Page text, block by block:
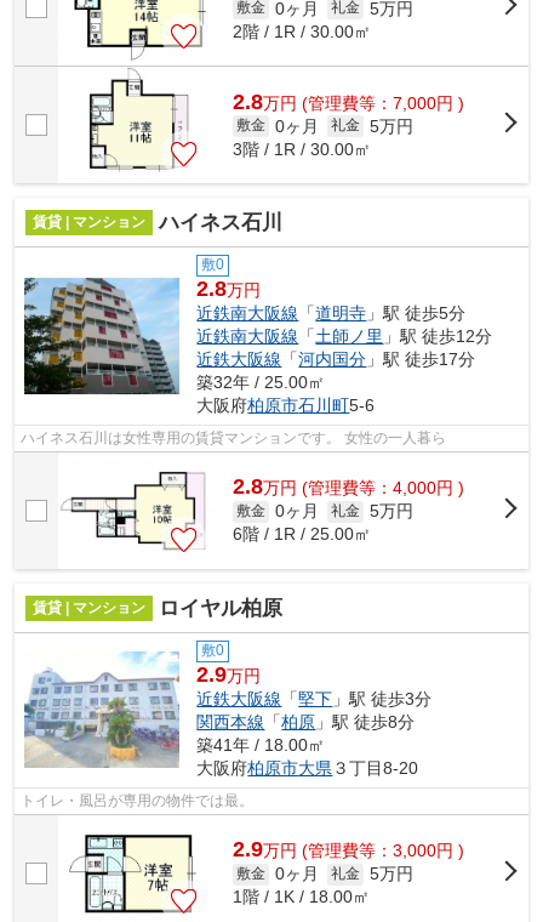
敷金 0ヶ月 礼金 5万円
2階 / 1R / 30.00㎡
2.8万円 (管理費等：7,000円 )
敷金 0ヶ月 礼金 5万円
3階 / 1R / 30.00㎡
賃貸 | マンション ハイネス石川
敷0
2.8万円
近鉄南大阪線 「道明寺 」駅 徒歩5分
近鉄南大阪線 「土師ノ里 」駅 徒歩12分
近鉄大阪線 「河内国分 」駅 徒歩17分
築32年 / 25.00㎡
大阪府柏原市石川町5-6
ハイネス石川は女性専用の賃貸マンションです。 女性の一人暮ら
2.8万円 (管理費等：4,000円 )
敷金 0ヶ月 礼金 5万円
6階 / 1R / 25.00㎡
賃貸 | マンション ロイヤル柏原
敷0
2.9万円
近鉄大阪線 「堅下 」駅 徒歩3分
関西本線 「柏原 」駅 徒歩8分
築41年 / 18.00㎡
大阪府柏原市大県 ３丁目8-20
トイレ・風呂が専用の物件では最。
2.9万円 (管理費等：3,000円 )
敷金 0ヶ月 礼金 5万円
1階 / 1K / 18.00㎡